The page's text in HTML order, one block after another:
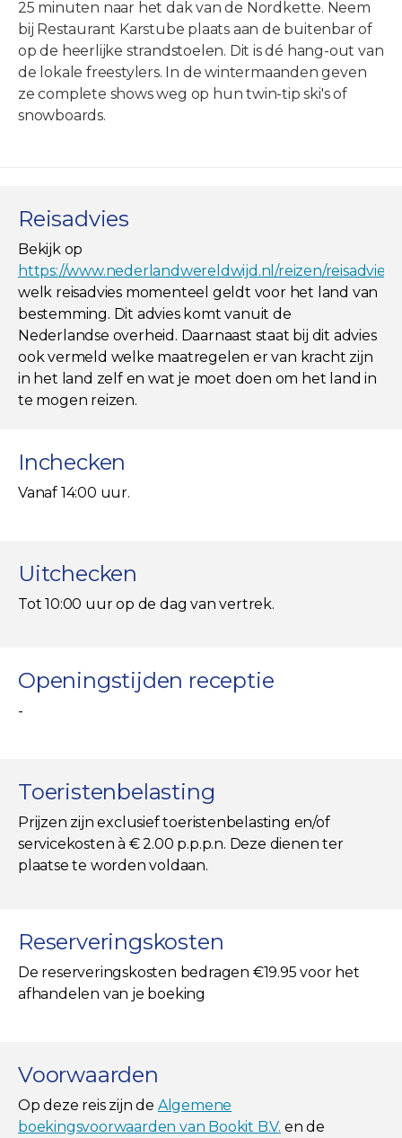
25 minuten naar het dak van de Nordkette. Neem
bij Restaurant Karstube plaats aan de buitenbar of
op de heerlijke strandstoelen. Dit is dé hang-out van
de lokale freestylers. In de wintermaanden geven
ze complete shows weg op hun twin-tip ski's of
snowboards.
Reisadvies
Bekijk op
https://www.nederlandwereldwijd.nl/reizen/
welk reisadvies momenteel geldt voor het land van
bestemming. Dit advies komt vanuit de
Nederlandse overheid. Daarnaast staat bij dit advies
ook vermeld welke maatregelen er van kracht zijn
in het land zelf en wat je moet doen om het land in
te mogen reizen.
Inchecken
Vanaf 14:00 uur.
Uitchecken
Tot 10:00 uur op de dag van vertrek.
Openingstijden receptie
-
Toeristenbelasting
Prijzen zijn exclusief toeristenbelasting en/of
servicekosten à € 2.00 p.p.p.n. Deze dienen ter
plaatse te worden voldaan.
Reserveringskosten
De reserveringskosten bedragen €19.95 voor het
afhandelen van je boeking
Voorwaarden
Op deze reis zijn de Algemene
boekingsvoorwaarden van Bookit B.V. en de